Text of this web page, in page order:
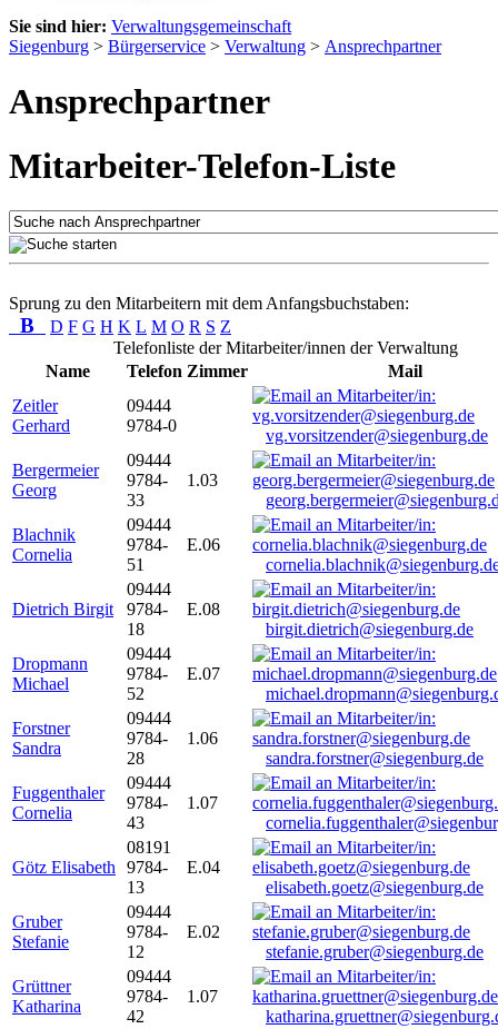
Sie sind hier: Verwaltungsgemeinschaft
Siegenburg > Bürgerservice > Verwaltung > Ansprechpartner
Ansprechpartner
Mitarbeiter-Telefon-Liste
Sprung zu den Mitarbeitern mit dem Anfangsbuchstaben:
B D F G H K L M O R S Z
Telefonliste der Mitarbeiter/innen der Verwaltung
Name
Telefon Zimmer
Mail
Zeitler
Gerhard
09444
9784-0
vg.vorsitzender@siegenburg.de
Bergermeier
Georg
09444
9784-
33
1.03
Blachnik
Cornelia
09444
9784-
51
E.06
Dietrich Birgit
09444
9784-
18
E.08
birgit.dietrich@siegenburg.de
Dropmann
Michael
09444
9784-
52
E.07
Forstner
Sandra
09444
9784-
28
1.06
sandra.forstner@siegenburg.de
Fuggenthaler
Cornelia
09444
9784-
43
1.07
Götz Elisabeth
08191
9784-
13
E.04
elisabeth.goetz@siegenburg.de
Gruber
Stefanie
09444
9784-
12
E.02
stefanie.gruber@siegenburg.de
Grüttner
Katharina
09444
9784-
42
1.07